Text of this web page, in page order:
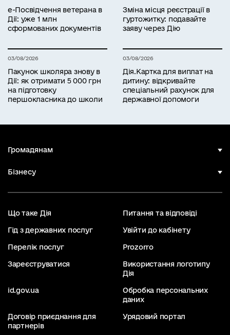
е-Посвідчення ветерана в
Дії: уже 1 млн
сформованих документів
Зміна місця реєстрації в
гуртожитку: подавайте
заяву через Дію
03/08/2026
Пакунок школяра знову в
Дії: як отримати 5 000 грн
на підготовку
першокласника до школи
03/08/2026
Дія.Картка для виплат на
дитину: відкривайте
спеціальний рахунок для
державної допомоги
Громадянам
Бізнесу
Що таке Дія Питання та відповіді
Гід з державних послуг Увійти до кабінету
Перелік послуг Prozorro
Зареєструватися
Використання логотипу
Дія
id.gov.ua
Обробка персональних
даних
Договір приєднання для
партнерів
Урядовий портал